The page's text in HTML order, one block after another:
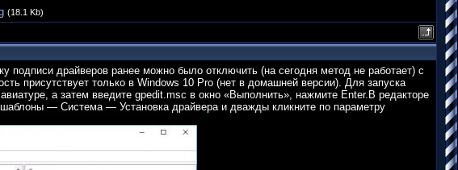
(18.1 Kb)
подписи драйверов ранее можно было отключить (на сегодня метод не работает) с
присутствует только в Windows 10 Pro (нет в домашней версии). Для запуска
а затем введите gpedit.msc в окно «Выполнить», нажмите Enter.В редакторе
— Система — Установка драйвера и дважды кликните по параметру